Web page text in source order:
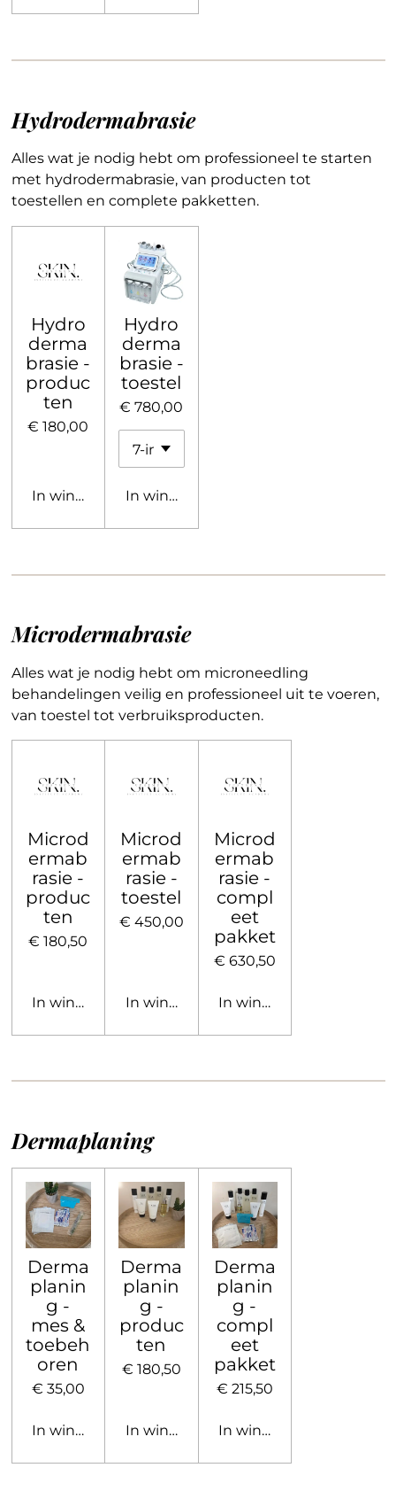
Hydrodermabrasie
Alles wat je nodig hebt om professioneel te starten
met hydrodermabrasie, van producten tot
toestellen en complete pakketten.
Hydro
derma
brasie -
produc
ten
€ 180,00
In winkelwagen
Hydro
derma
brasie -
toestel
€ 780,00
In winkelwagen
Microdermabrasie
Alles wat je nodig hebt om microneedling
behandelingen veilig en professioneel uit te voeren,
van toestel tot verbruiksproducten.
Microd
ermab
rasie -
produc
ten
€ 180,50
In winkelwagen
Microd
ermab
rasie -
toestel
€ 450,00
In winkelwagen
Microd
ermab
rasie -
compl
eet
pakket
€ 630,50
In winkelwagen
Dermaplaning
Derma
planin
g -
mes &
toebeh
oren
€ 35,00
In winkelwagen
Derma
planin
g -
produc
ten
€ 180,50
In winkelwagen
Derma
planin
g -
compl
eet
pakket
€ 215,50
In winkelwagen